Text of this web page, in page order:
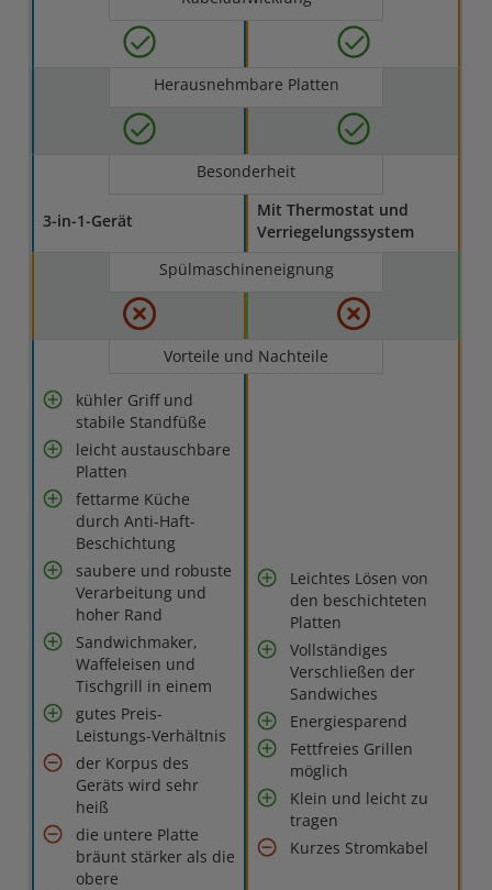
Herausnehmbare Platten
Besonderheit
3-in-1-Gerät
Mit Thermostat und
Verriegelungssystem
Spülmaschineneignung
Vorteile und Nachteile
kühler Griff und
stabile Standfüße
leicht austauschbare
Platten
fettarme Küche
durch Anti-Haft-
Beschichtung
saubere und robuste
Verarbeitung und
hoher Rand
Sandwichmaker,
Waffeleisen und
Tischgrill in einem
gutes Preis-
Leistungs-Verhältnis
der Korpus des
Geräts wird sehr
heiß
die untere Platte
bräunt stärker als die
obere
Leichtes Lösen von
den beschichteten
Platten
Vollständiges
Verschließen der
Sandwiches
Energiesparend
Fettfreies Grillen
möglich
Klein und leicht zu
tragen
Kurzes Stromkabel